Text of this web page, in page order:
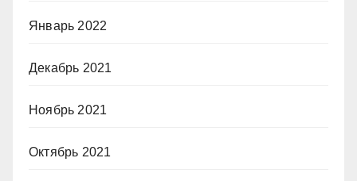
Январь 2022
Декабрь 2021
Ноябрь 2021
Октябрь 2021